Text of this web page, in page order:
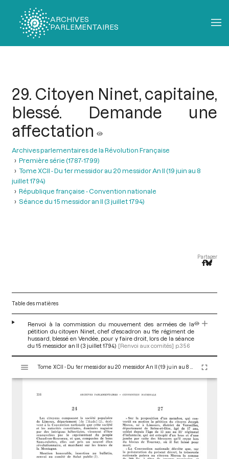
ARCHIVES
PARLEMENTAIRES
29. Citoyen Ninet, capitaine,
blessé. Demande une
affectation
Archives parlementaires de la Révolution Française
Première série (1787-1799)
Tome XCII - Du 1er messidor au 20 messidor An II (19 juin au 8
juillet 1794)
République française - Convention nationale
Séance du 15 messidor an II (3 juillet 1794)
Partager
Table des matières
Renvoi à la commission du mouvement des armées de la
pétition du citoyen Ninet, chef d'escadron au 11e régiment de
hussard, blessé en Vendée, pour y faire droit, lors de la séance
du 15 messidor an II (3 juillet 1794) [Renvoi aux comités] p.356
s